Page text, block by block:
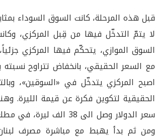
قبل هذه المرحلة، كانت السوق السوداء
لا يتمّ التدخّل فيها من قِبل المركزي،
السوق الموازي، يتحكّم فيها المركزي
اصبح المركزي يتدخّل في «السوقين»،
الحقيقية لتكوين فكرة عن قيمة الليرة.
ومن ثم بدأ يهبط مع مباشرة مصرف